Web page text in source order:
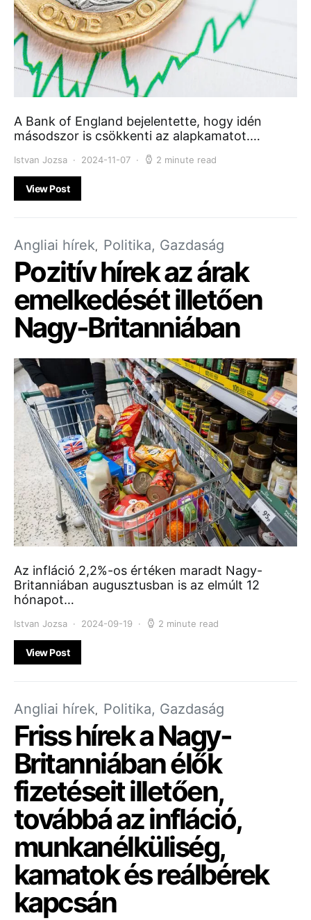
A Bank of England bejelentette, hogy idén
másodszor is csökkenti az alapkamatot.…
Istvan Jozsa 2024-11-07 2 minute read
View Post
Angliai hírek Politika, Gazdaság
Pozitív hírek az árak
emelkedését illetően
Nagy-Britanniában
Az infláció 2,2%-os értéken maradt Nagy-
Britanniában augusztusban is az elmúlt 12
hónapot…
Istvan Jozsa 2024-09-19 2 minute read
View Post
Angliai hírek Politika, Gazdaság
Friss hírek a Nagy-
Britanniában élők
fizetéseit illetően,
továbbá az infláció,
munkanélküliség,
kamatok és reálbérek
kapcsán